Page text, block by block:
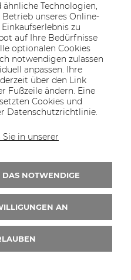
INFORMATIONEN
KONTAKT
Technologien,
unseres Online-
zu
auf Ihre Bedürfnisse
optionalen Cookies
notwendigen zulassen
anpassen. Ihre
über den Link
Fußzeile ändern. Eine
Cookies und
Datenschutzrichtlinie.
in unserer
NOTWENDIGE
AN